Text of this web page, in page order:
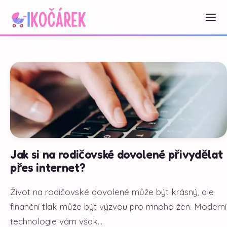
Jak si na rodičovské dovolené přivydělat
přes internet?
Život na rodičovské dovolené může být krásný, ale
finanční tlak může být výzvou pro mnoho žen. Moderní
technologie vám však...